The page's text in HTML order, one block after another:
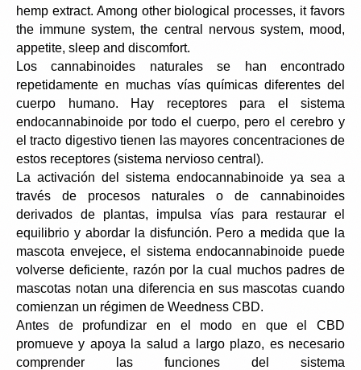
hemp extract. Among other biological processes, it favors
the immune system, the central nervous system, mood,
appetite, sleep and discomfort.
Los cannabinoides naturales se han encontrado
repetidamente en muchas vías químicas diferentes del
cuerpo humano. Hay receptores para el sistema
endocannabinoide por todo el cuerpo, pero el cerebro y
el tracto digestivo tienen las mayores concentraciones de
estos receptores (sistema nervioso central).
La activación del sistema endocannabinoide ya sea a
través de procesos naturales o de cannabinoides
derivados de plantas, impulsa vías para restaurar el
equilibrio y abordar la disfunción. Pero a medida que la
mascota envejece, el sistema endocannabinoide puede
volverse deficiente, razón por la cual muchos padres de
mascotas notan una diferencia en sus mascotas cuando
comienzan un régimen de Weedness CBD.
Antes de profundizar en el modo en que el CBD
promueve y apoya la salud a largo plazo, es necesario
comprender las funciones del sistema